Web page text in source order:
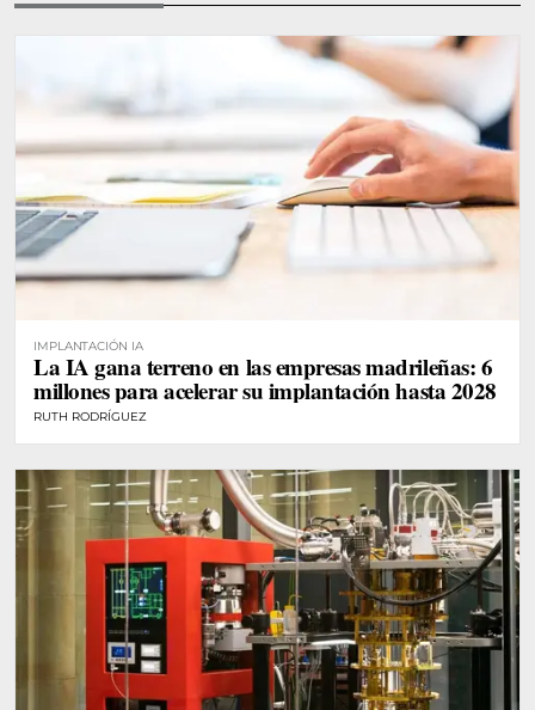
IMPLANTACIÓN IA
La IA gana terreno en las empresas madrileñas: 6
millones para acelerar su implantación hasta 2028
RUTH RODRÍGUEZ